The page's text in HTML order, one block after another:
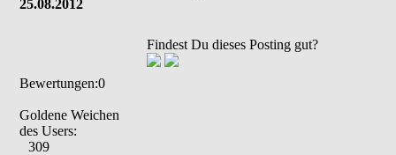
25.08.2012
Bewertungen:0
Goldene Weichen
des Users:
309
Findest Du dieses Posting gut?